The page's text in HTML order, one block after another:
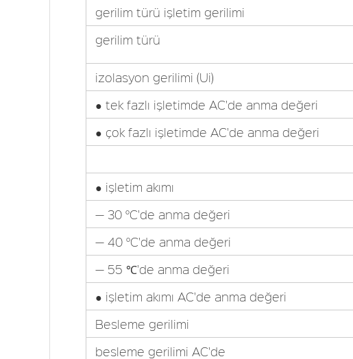
gerilim türü işletim gerilimi
gerilim türü
izolasyon gerilimi (Ui)
● tek fazlı işletimde AC'de anma değeri
● çok fazlı işletimde AC'de anma değeri
● işletim akımı
— 30 °C'de anma değeri
— 40 °C'de anma değeri
— 55 ℃'de anma değeri
● işletim akımı AC'de anma değeri
Besleme gerilimi
besleme gerilimi AC'de